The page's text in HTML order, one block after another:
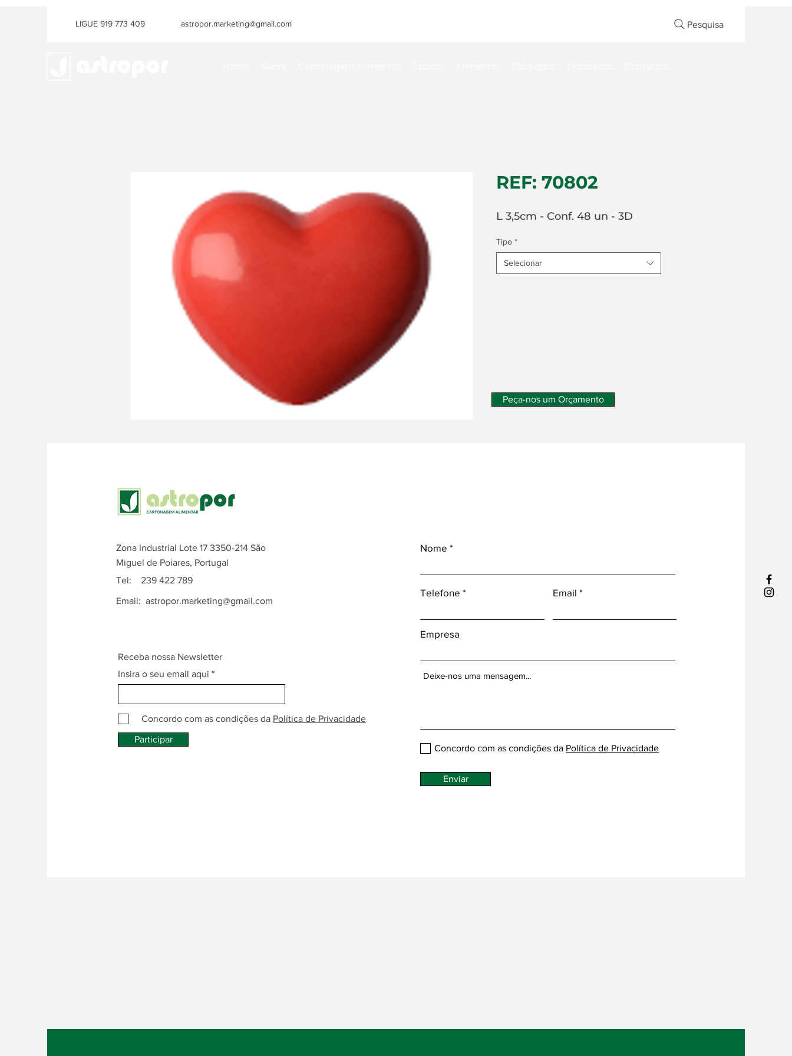
LIGUE 919 773 409 astropor.marketing@gmail.com Pesquisa
REF: 70802
L 3,5cm - Conf. 48 un - 3D
Tipo *
Selecionar
Peça-nos um Orçamento
Zona Industrial Lote 17 3350-214 São
Miguel de Poiares, Portugal
Tel: 239 422 789
Email: astropor.marketing@gmail.com
Receba nossa Newsletter
Insira o seu email aqui
Concordo com as condições da Política de Privacidade
Participar
Nome
Telefone Email
Empresa
Concordo com as condições da Política de Privacidade
Enviar